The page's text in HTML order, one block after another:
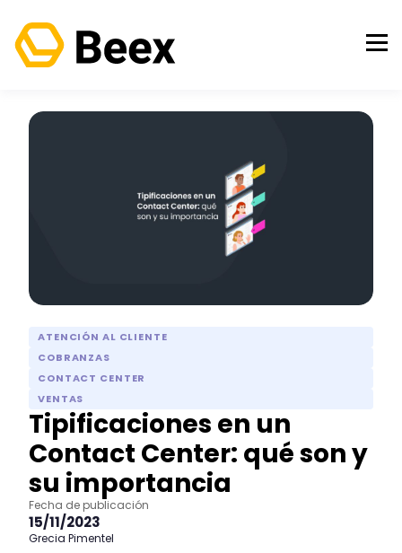
ATENCIÓN AL CLIENTE
COBRANZAS
CONTACT CENTER
VENTAS
Tipificaciones en un
Contact Center: qué son y
su importancia
Fecha de publicación
15/11/2023
Grecia Pimentel